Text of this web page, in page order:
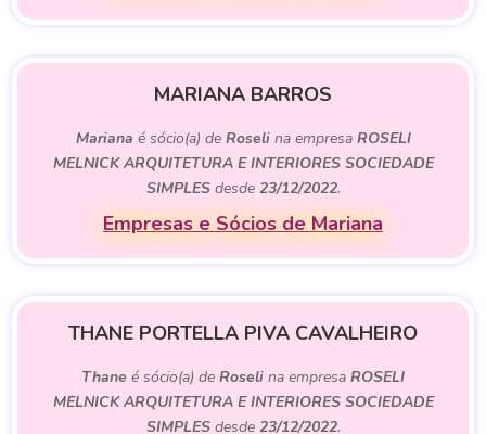
MARIANA BARROS
Mariana é sócio(a) de Roselina empresa ROSELI
MELNICK ARQUITETURA E INTERIORES SOCIEDADE
SIMPLESdesde 23/12/2022.
Empresas e Sócios de Mariana
THANE PORTELLA PIVA CAVALHEIRO
Thane é sócio(a) de Roseli na empresa ROSELI
MELNICK ARQUITETURA E INTERIORES SOCIEDADE
SIMPLESdesde 23/12/2022.